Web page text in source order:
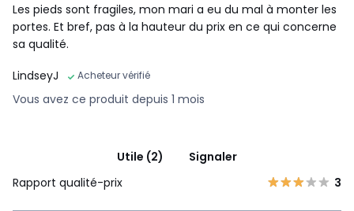
Les pieds sont fragiles, mon mari a eu du mal à monter les
portes. Et bref, pas à la hauteur du prix en ce qui concerne
sa qualité.
LindseyJ
Acheteur vérifié
Vous avez ce produit depuis 1 mois
Utile (2)
Signaler
Rapport qualité-prix
3